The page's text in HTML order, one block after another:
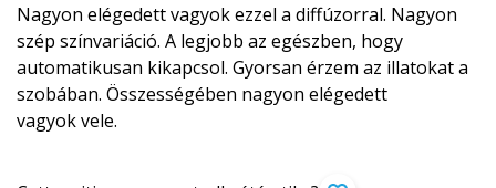
Nagyon elégedett vagyok ezzel a diffúzorral. Nagyon
szép színvariáció. A legjobb az egészben, hogy
automatikusan kikapcsol. Gyorsan érzem az illatokat a
szobában. Összességében nagyon elégedett
vagyok vele.